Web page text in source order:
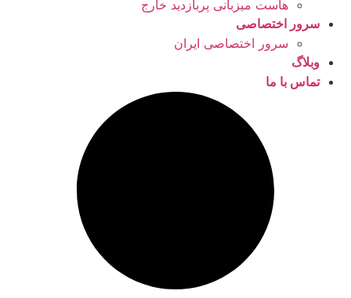
هاست میزبانی پربازدید خارج
سرور اختصاصی
سرور اختصاصی ایران
وبلاگ
تماس با ما